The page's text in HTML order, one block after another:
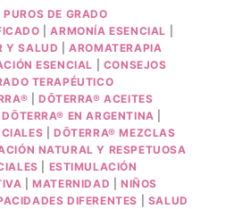
DE GRADO
|ARMONÍA ESENCIAL
Y SALUD |AROMATERAPIA
ESENCIAL
CONSEJOS
TERAPÉUTICO
DŌTERRA® ACEITES
DŌTERRA® EN ARGENTINA
|DŌTERRA® MEZCLAS
NATURAL Y RESPETUOSA
ESTIMULACIÓN
|MATERNIDAD |NIÑOS
DIFERENTES
SALUD